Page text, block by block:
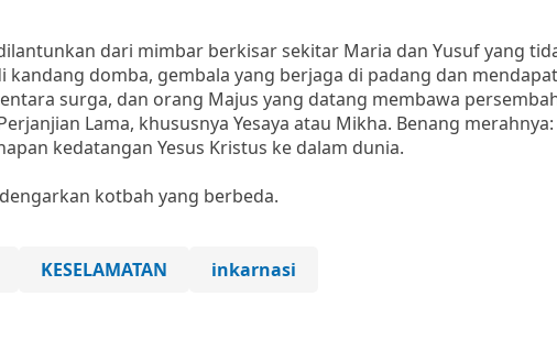
dari mimbar berkisar sekitar Maria dan Yusuf yang
kandang domba, gembala yang berjaga di padang dan
surga, dan orang Majus yang datang membawa
Lama, khususnya Yesaya atau Mikha. Benang merahnya:
kedatangan Yesus Kristus ke dalam dunia.
kotbah yang berbeda.
KESELAMATAN inkarnasi